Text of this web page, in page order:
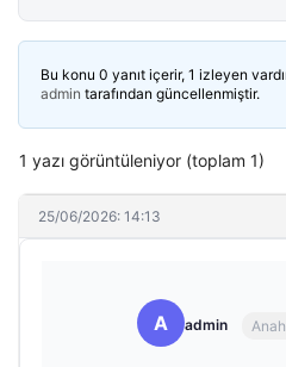
Bu konu 0 yanıt içerir, 1 izleyen
admin tarafından güncellenmiştir.
1 yazı görüntüleniyor (toplam 1)
25/06/2026: 14:13
A admin